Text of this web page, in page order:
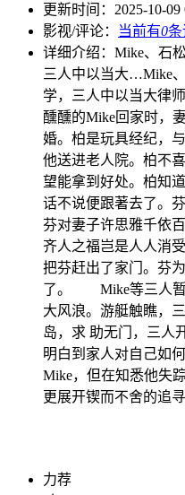
更新时间： 2025-10-09
影视/评论：
当前有0条
详细介绍： Mike、石
三人中以当大…Mike
学，三人中以当大律
醺醺的Mike回家时，
婚。柏是玩具经纪，
他送进老人院。柏不
望能拿到好处。柏知
话不说便跟著去了。
芬对妻子许思雅千依
齐人之福岂是人人消
把芬赶出了家门。芬
了。 Mike等三人暂
大风浪。游艇触瞧，
岛，求 助无门，三人
明白到家人对自己如
Mike，但在知悉他失
更展开锲而不舍的追
力荐